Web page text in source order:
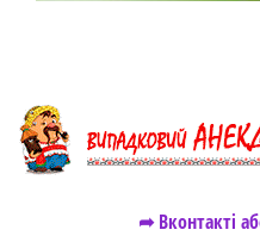
➦ Вконтакті